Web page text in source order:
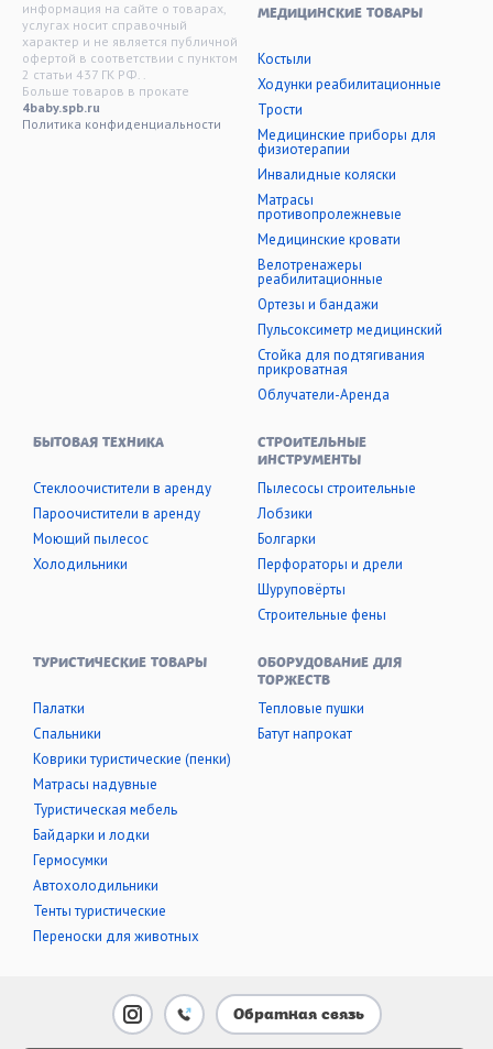
информация на сайте о товарах,
услугах носит справочный
характер и не является публичной
офертой в соответствии с пунктом
2 статьи 437 ГК РФ. .
Больше товаров в прокате
4baby.spb.ru
Политика конфиденциальности
МЕДИЦИНСКИЕ ТОВАРЫ
Костыли
Ходунки реабилитационные
Трости
Медицинские приборы для
физиотерапии
Инвалидные коляски
Матрасы
противопролежневые
Медицинские кровати
Велотренажеры
реабилитационные
Ортезы и бандажи
Пульсоксиметр медицинский
Стойка для подтягивания
прикроватная
Облучатели-Аренда
БЫТОВАЯ ТЕХНИКА
Стеклоочистители в аренду
Пароочистители в аренду
Моющий пылесос
Холодильники
СТРОИТЕЛЬНЫЕ
ИНСТРУМЕНТЫ
Пылесосы строительные
Лобзики
Болгарки
Перфораторы и дрели
Шуруповёрты
Строительные фены
ТУРИСТИЧЕСКИЕ ТОВАРЫ
Палатки
Cпальники
Коврики туристические (пенки)
Матрасы надувные
Туристическая мебель
Байдарки и лодки
Гермосумки
Автохолодильники
Тенты туристические
Переноски для животных
ОБОРУДОВАНИЕ ДЛЯ
ТОРЖЕСТВ
Тепловые пушки
Батут напрокат
Обратная связь